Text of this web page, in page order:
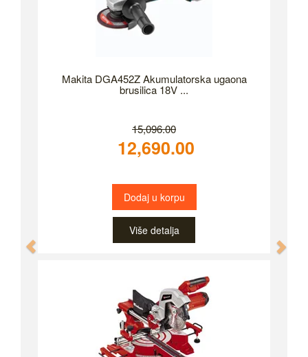
Makita DGA452Z Akumulatorska ugaona
brusilica 18V ...
15,096.00
12,690.00
Dodaj u korpu
Više detalja